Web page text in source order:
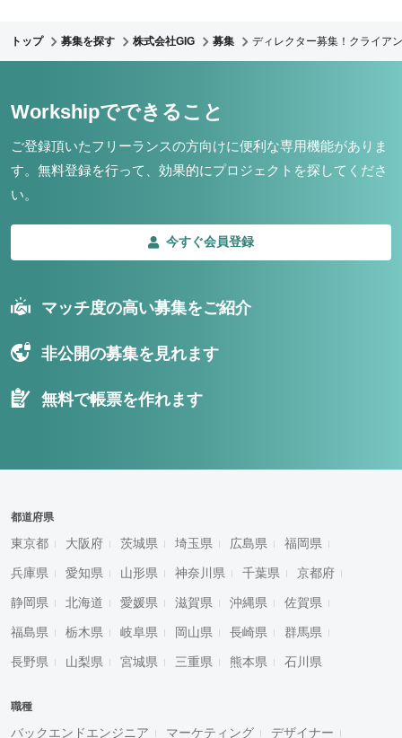
トップ 募集を探す 株式会社GIG 募集 ディレクター募集！クライア
Workshipでできること
ご登録頂いたフリーランスの方向けに便利な専用機能がありま
す。 無料登録を行って、効果的にプロジェクトを探してくださ
い。
今すぐ会員登録
マッチ度の高い募集をご紹介
非公開の募集を見れます
無料で帳票を作れます
都道府県
東京都 大阪府 茨城県 埼玉県 広島県 福岡県
兵庫県 愛知県 山形県 神奈川県 千葉県 京都府
静岡県 北海道 愛媛県 滋賀県 沖縄県 佐賀県
福島県 栃木県 岐阜県 岡山県 長崎県 群馬県
長野県 山梨県 宮城県 三重県 熊本県 石川県
職種
バックエンドエンジニア マーケティング デザイナー